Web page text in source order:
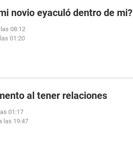
novio eyaculó dentro de mi?
08:12
01:20
al tener relaciones
01:17
las 19:47